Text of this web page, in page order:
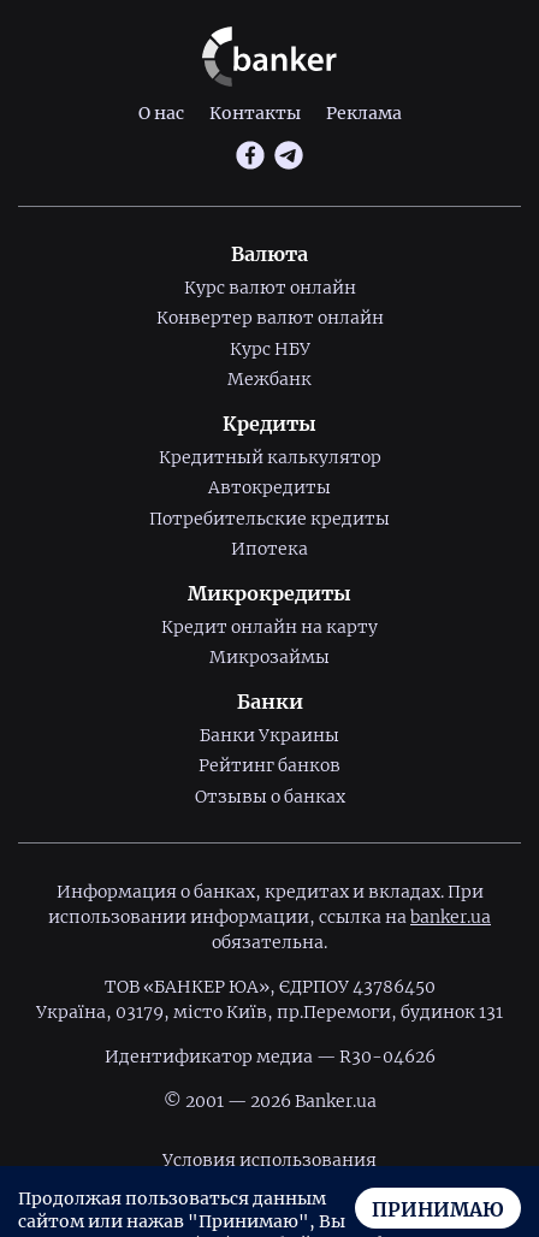
О нас Контакты Реклама
Валюта
Курс валют онлайн
Конвертер валют онлайн
Курс НБУ
Межбанк
Кредиты
Кредитный калькулятор
Автокредиты
Потребительские кредиты
Ипотека
Микрокредиты
Кредит онлайн на карту
Микрозаймы
Банки
Банки Украины
Рейтинг банков
Отзывы о банках
Информация о банках, кредитах и вкладах. При
использовании информации, ссылка на banker.ua
обязательна.
ТОВ «БАНКЕР ЮА», ЄДРПОУ 43786450
Україна, 03179, місто Київ, пр.Перемоги, будинок 131
Идентификатор медиа — R30-04626
© 2001 — 2026 Banker.ua
Условия использования
Политика конфиденциальностиПРИНИМАЮ
Продолжая пользоваться данным
сайтом или нажав "Принимаю", Вы